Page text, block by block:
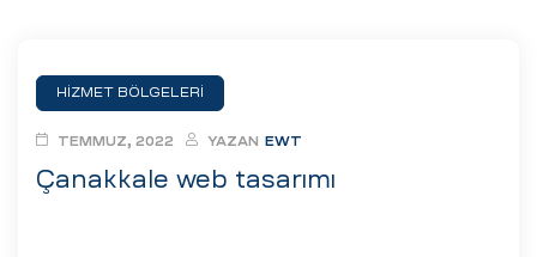
HİZMET BÖLGELERİ
Çanakkale web tasarımı
TEMMUZ, 2022 YAZAN EWT